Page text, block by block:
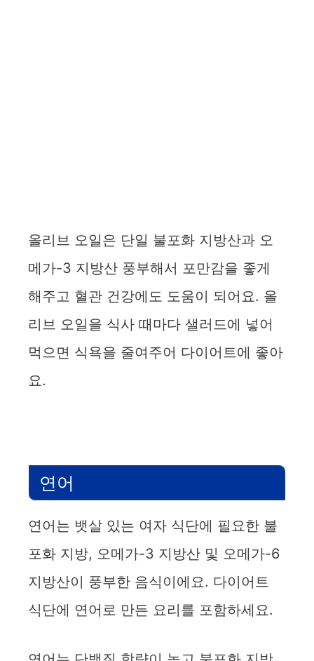
올리브 오일은 단일 불포화 지방산과 오
메가-3 지방산 풍부해서 포만감을 좋게
해주고 혈관 건강에도 도움이 되어요. 올
리브 오일을 식사 때마다 샐러드에 넣어
먹으면 식욕을 줄여주어 다이어트에 좋아
요.
연어
연어는 뱃살 있는 여자 식단에 필요한 불
포화 지방, 오메가-3 지방산 및 오메가-6
지방산이 풍부한 음식이에요. 다이어트
식단에 연어로 만든 요리를 포함하세요.